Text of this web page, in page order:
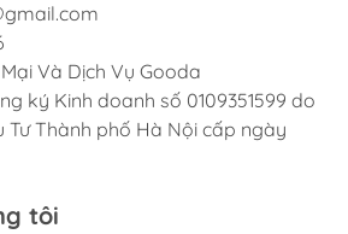
Và Dịch Vụ Gooda
ký Kinh doanh số 0109351599 do
Tư Thành phố Hà Nội cấp ngày
tôi